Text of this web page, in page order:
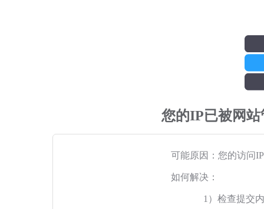
您的IP已被网
可能原因：您的访问
如何解决：
1）检查提交